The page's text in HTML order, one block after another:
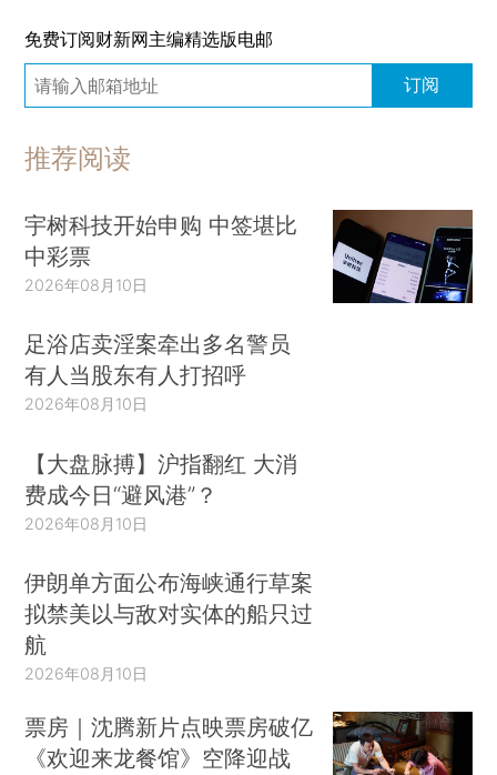
免费订阅财新网主编精选版电邮
订阅
推荐阅读
宇树科技开始申购 中签堪比
中彩票
2026年08月10日
足浴店卖淫案牵出多名警员
有人当股东有人打招呼
2026年08月10日
【大盘脉搏】沪指翻红 大消
费成今日“避风港”？
2026年08月10日
伊朗单方面公布海峡通行草案
拟禁美以与敌对实体的船只过
航
2026年08月10日
票房｜沈腾新片点映票房破亿
《欢迎来龙餐馆》空降迎战